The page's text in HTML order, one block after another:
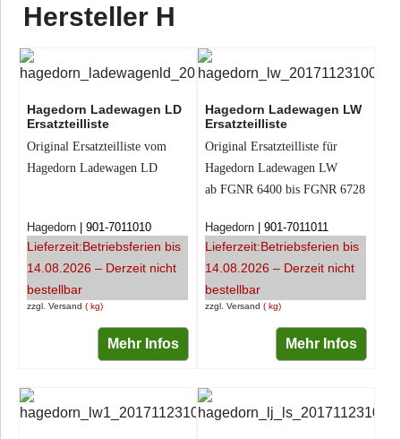
Hersteller H
Hagedorn Ladewagen LD
Ersatzteilliste
Original Ersatzteilliste vom
Hagedorn Ladewagen LD
zzgl. Versand kg
Hagedorn 901-7011010
Lieferzeit:Betriebsferien bis
14.08.2026 – Derzeit nicht
bestellbar
Mehr Infos
Hagedorn Ladewagen LW
Ersatzteilliste
Original Ersatzteilliste für
Hagedorn Ladewagen LW
ab FGNR 6400 bis FGNR 6728
zzgl. Versand kg
Hagedorn 901-7011011
Lieferzeit:Betriebsferien bis
14.08.2026 – Derzeit nicht
bestellbar
Mehr Infos